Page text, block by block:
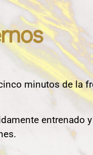
minutos de la
entrenado